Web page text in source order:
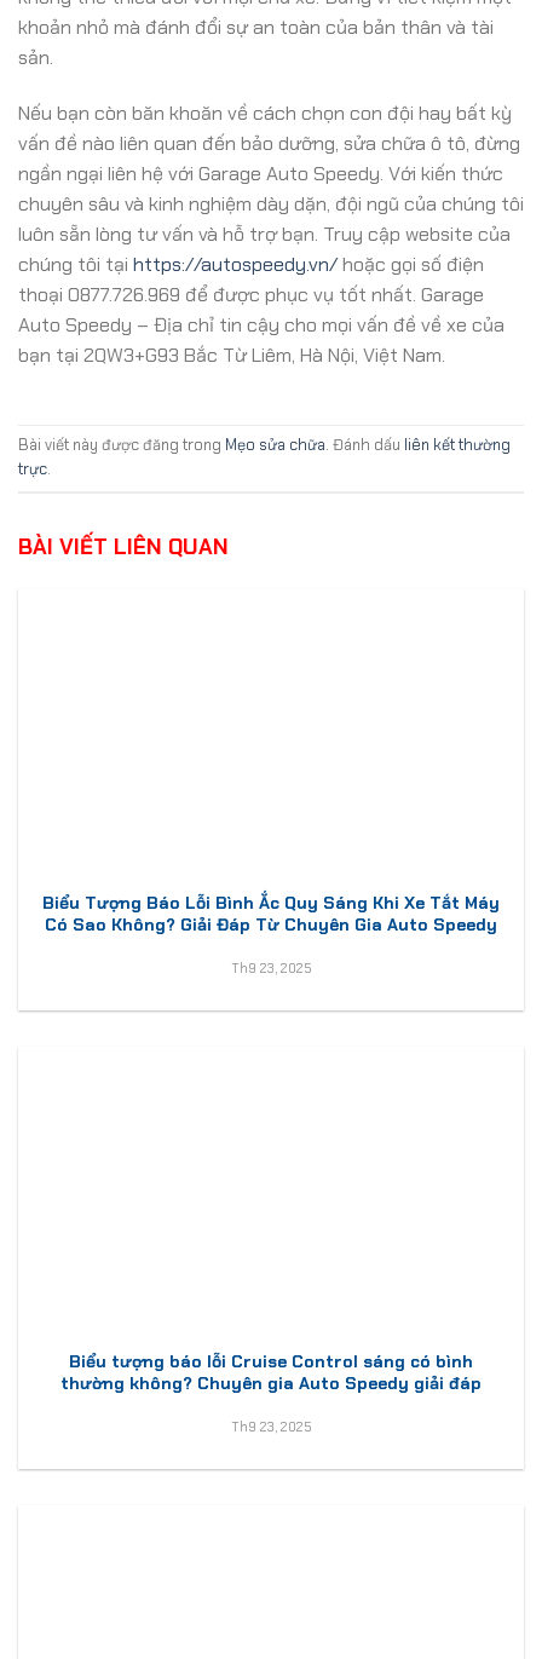
khoản nhỏ mà đánh đổi sự an toàn của bản thân và tài
sản.
Nếu bạn còn băn khoăn về cách chọn con đội hay bất kỳ
vấn đề nào liên quan đến bảo dưỡng, sửa chữa ô tô, đừng
ngần ngại liên hệ với Garage Auto Speedy. Với kiến thức
chuyên sâu và kinh nghiệm dày dặn, đội ngũ của chúng tôi
luôn sẵn lòng tư vấn và hỗ trợ bạn. Truy cập website của
chúng tôi tại https://autospeedy.vn/hoặc gọi số điện
thoại 0877.726.969 để được phục vụ tốt nhất. Garage
Auto Speedy – Địa chỉ tin cậy cho mọi vấn đề về xe của
bạn tại 2QW3+G93 Bắc Từ Liêm, Hà Nội, Việt Nam.
Bài viết này được đăng trong Mẹo sửa chữa. Đánh dấu liên kết thường
trực.
BÀI VIẾT LIÊN QUAN
Biểu Tượng Báo Lỗi Bình Ắc Quy Sáng Khi Xe Tắt Máy
Có Sao Không? Giải Đáp Từ Chuyên Gia Auto Speedy
Th9 23, 2025
Biểu tượng báo lỗi Cruise Control sáng có bình
thường không? Chuyên gia Auto Speedy giải đáp
Th9 23, 2025